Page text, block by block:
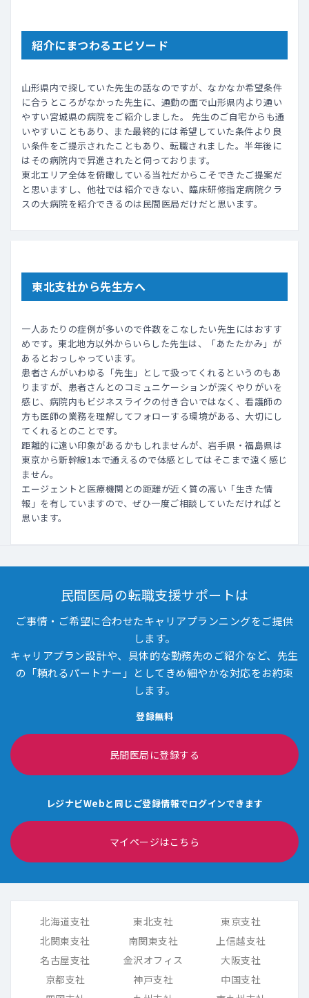
紹介にまつわるエピソード
山形県内で探していた先生の話なのですが、なかなか希望条件
に合うところがなかった先生に、通勤の面で山形県内より通い
やすい宮城県の病院をご紹介しました。 先生のご自宅からも通
いやすいこともあり、また最終的には希望していた条件より良
い条件をご提示されたこともあり、転職されました。半年後に
はその病院内で昇進されたと伺っております。
東北エリア全体を俯瞰している当社だからこそできたご提案だ
と思いますし、他社では紹介できない、臨床研修指定病院クラ
スの大病院を紹介できるのは民間医局だけだと思います。
東北支社から先生方へ
一人あたりの症例が多いので件数をこなしたい先生にはおすす
めです。東北地方以外からいらした先生は、「あたたかみ」が
あるとおっしゃっています。
患者さんがいわゆる「先生」として扱ってくれるというのもあ
りますが、患者さんとのコミュニケーションが深くやりがいを
感じ、病院内もビジネスライクの付き合いではなく、看護師の
方も医師の業務を理解してフォローする環境がある、大切にし
てくれるとのことです。
距離的に遠い印象があるかもしれませんが、岩手県・福島県は
東京から新幹線1本で通えるので体感としてはそこまで遠く感じ
ません。
エージェントと医療機関との距離が近く質の高い「生きた情
報」を有していますので、ぜひ一度ご相談していただければと
思います。
民間医局の転職支援サポートは
ご事情・ご希望に合わせたキャリアプランニングをご提供
します。
キャリアプラン設計や、具体的な勤務先のご紹介など、先生
の「頼れるパートナー」としてきめ細やかな対応をお約束
します。
登録無料
民間医局に登録する
レジナビWebと同じご登録情報でログインできます
マイページはこちら
北海道支社 東北支社
東京支社
北関東支社
南関東支社
上信越支社
名古屋支社
金沢オフィス
大阪支社
京都支社
神戸支社
中国支社